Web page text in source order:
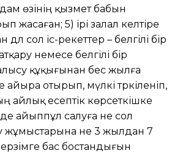
өзінің қызмет бабын
жасаған; 5) ірі залал келтіре
сол іс-әрекеттер – белгілі бір
немесе белгілі бір
құқығынан бес жылға
айыра отырып, мүлкі тәркіленіп,
айлық есептік көрсеткішке
айыппұл салуға не сол
жұмыстарына не 3 жылдан 7
бас бостандығын